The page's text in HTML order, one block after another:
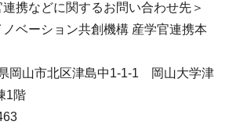
携などに関するお問い合わせ先＞
ベーション共創機構 産学官連携本
岡山市北区津島中1-1-1 岡山大学津
1階